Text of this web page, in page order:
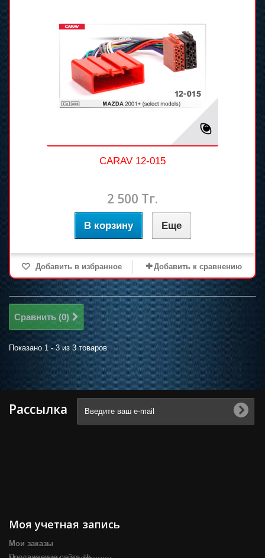
CARAV 12-015
2 500 Тг.
В корзину Еще
Добавить в избранное Добавить к сравнению
Сравнить (0)
Показано 1 - 3 из 3 товаров
Рассылка
Моя учетная запись
Мои заказы